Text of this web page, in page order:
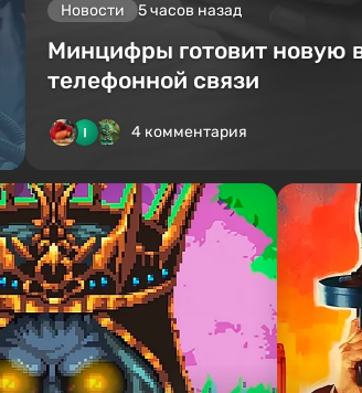
Новости 5 часов назад
Минцифры готовит новую
телефонной связи
4 комментария